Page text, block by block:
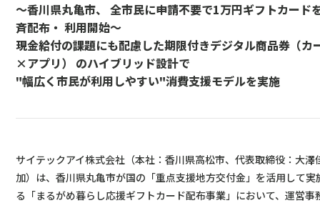
〜香川県丸亀市、 全市民に申請不要で1万円ギフトカード
斉配布・ 利用開始〜
現金給付の課題にも配慮した期限付きデジタル商品券（カ
× アプリ） のハイブリッド設計で
"幅広く市民が利用しやすい"消費支援モデルを実施
サイテックアイ株式会社（本社：香川県高松市、代表取締役：大澤
加）は、香川県丸亀市が国の「重点支援地方交付金」を活用して実
る「まるがめ暮らし応援ギフトカード配布事業」において、運営事